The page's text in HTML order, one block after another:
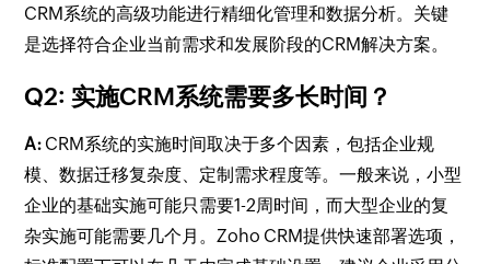
CRM系统的高级功能进行精细化管理和数据分析。关键
是选择符合企业当前需求和发展阶段的CRM解决方案。
Q2: 实施CRM系统需要多长时间？
A: CRM系统的实施时间取决于多个因素，包括企业规
模、数据迁移复杂度、定制需求程度等。一般来说，小型
企业的基础实施可能只需要1-2周时间，而大型企业的复
杂实施可能需要几个月。Zoho CRM提供快速部署选项，